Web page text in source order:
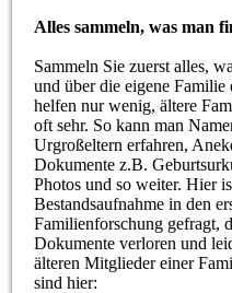
Alles sammeln, was man
Sammeln Sie zuerst alles,
und über die eigene
helfen nur wenig, ältere
oft sehr. So kann man
Urgroßeltern erfahren,
Dokumente z.B.
Photos und so weiter. Hier
Bestandsaufnahme in den
Familienforschung gefragt,
Dokumente verloren und
älteren Mitglieder einer
sind hier: